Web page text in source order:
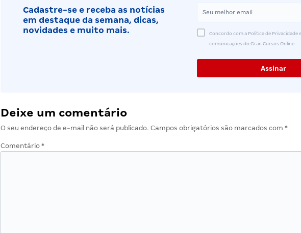
Cadastre-se e receba as notícias
em destaque da semana, dicas,
novidades e muito mais.
Concordo com a Política de Privacidade
comunicações do Gran Cursos Online.
Deixe um comentário
O seu endereço de e-mail não será publicado. Campos obrigatórios são marcados com *
Comentário *